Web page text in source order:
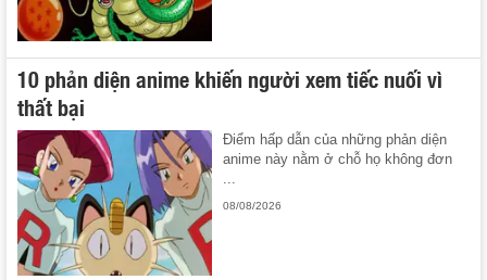
10 phản diện anime khiến người xem tiếc nuối vì
thất bại
Điểm hấp dẫn của những phản diện
anime này nằm ở chỗ họ không đơn
08/08/2026